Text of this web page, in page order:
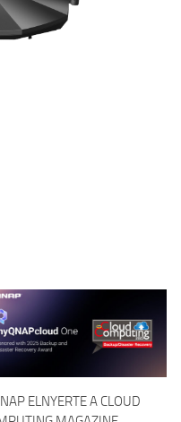
ELNYERTE A CLOUD